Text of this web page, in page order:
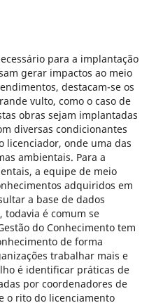
para a implantação
gerar impactos ao meio
destacam-se os
vulto, como o caso de
obras sejam implantadas
diversas condicionantes
licenciador, onde uma das
ambientais. Para a
a equipe de meio
adquiridos em
a base de dados
é comum se
do Conhecimento tem
de forma
trabalhar mais e
é identificar práticas de
por coordenadores de
o rito do licenciamento